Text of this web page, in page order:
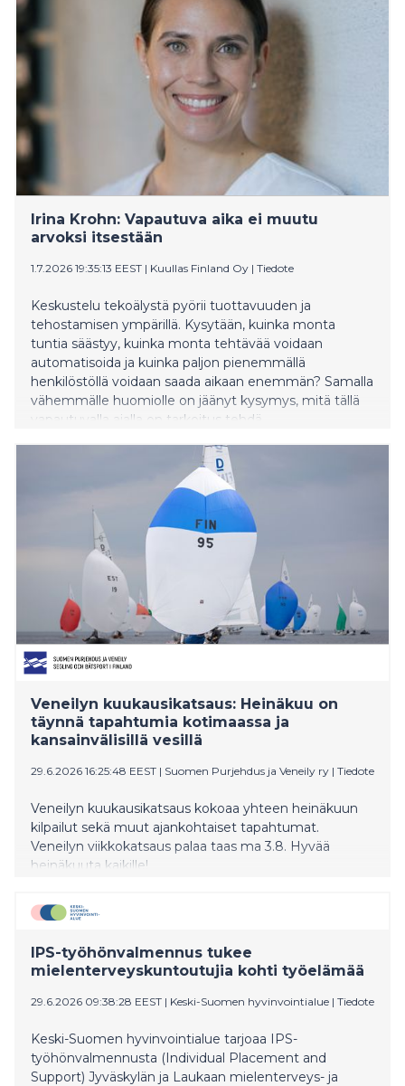
kertaa kotikentällään.
Irina Krohn: Vapautuva aika ei muutu
arvoksi itsestään
1.7.2026 19:35:13 EEST | Kuullas Finland Oy | Tiedote
Keskustelu tekoälystä pyörii tuottavuuden ja
tehostamisen ympärillä. Kysytään, kuinka monta
tuntia säästyy, kuinka monta tehtävää voidaan
automatisoida ja kuinka paljon pienemmällä
henkilöstöllä voidaan saada aikaan enemmän? Samalla
vähemmälle huomiolle on jäänyt kysymys, mitä tällä
vapautuvalla ajalla on tarkoitus tehdä.
Veneilyn kuukausikatsaus: Heinäkuu on
täynnä tapahtumia kotimaassa ja
kansainvälisillä vesillä
29.6.2026 16:25:48 EEST | Suomen Purjehdus ja Veneily ry | Tiedote
Veneilyn kuukausikatsaus kokoaa yhteen heinäkuun
kilpailut sekä muut ajankohtaiset tapahtumat.
Veneilyn viikkokatsaus palaa taas ma 3.8. Hyvää
heinäkuuta kaikille!
IPS-työhönvalmennus tukee
mielenterveyskuntoutujia kohti työelämää
29.6.2026 09:38:28 EEST | Keski-Suomen hyvinvointialue | Tiedote
Keski-Suomen hyvinvointialue tarjoaa IPS-
työhönvalmennusta (Individual Placement and
Support) Jyväskylän ja Laukaan mielenterveys- ja